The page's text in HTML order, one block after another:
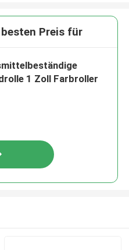
Preis für
1 Zoll Farbroller